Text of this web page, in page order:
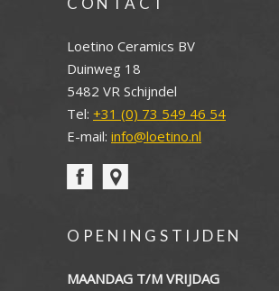
Loetino Ceramics BV
Duinweg 18
5482 VR Schijndel
Tel: +31 (0) 73 549 46 54
E-mail: info@loetino.nl
OPENINGSTIJDEN
MAANDAG T/M VRIJDAG